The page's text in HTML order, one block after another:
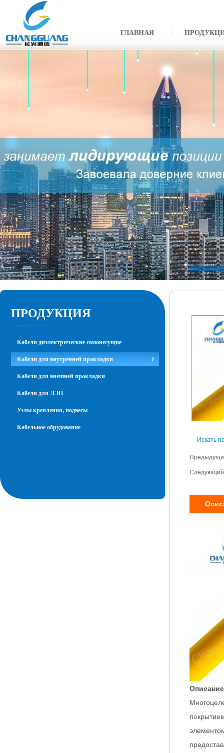
ГЛАВНАЯ
ПРОДУКЦИЯ
Кабели диэлектрические самонесущие
Кабели для внутренней прокладки
Кабели для внешней прокладки
Кабели для ЛЭП
Узлы крепления, подвесы
Кабельное обрудование
Искать
Следующий